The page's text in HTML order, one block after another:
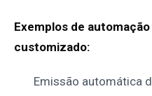
Exemplos de
customizado:
Emissão automática